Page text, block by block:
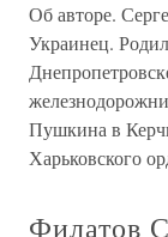
Об авторе.
Украинец.
Пушкина в
Харьковского
Филатов